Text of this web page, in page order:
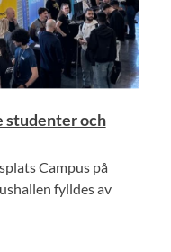
studenter och
Campus på
fylldes av